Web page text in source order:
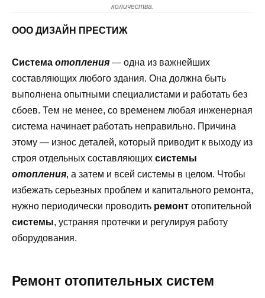
количества.
ООО ДИЗАЙН ПРЕСТИЖ
Система отопления — одна из важнейших
составляющих любого здания. Она должна быть
выполнена опытными специалистами и работать без
сбоев. Тем не менее, со временем любая инженерная
система начинает работать неправильно. Причина
этому — износ деталей, который приводит к выходу из
строя отдельных составляющих системы
отопления, а затем и всей системы в целом. Чтобы
избежать серьезных проблем и капитального ремонта,
нужно периодически проводить ремонт отопительной
системы, устраняя протечки и регулируя работу
оборудования.
Ремонт отопительных систем